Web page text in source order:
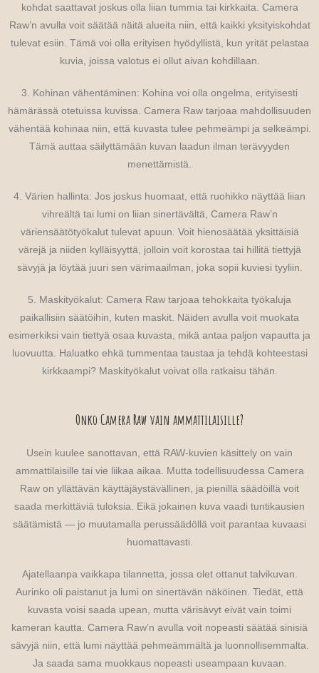
kohdat saattavat joskus olla liian tummia tai kirkkaita. Camera
Raw’n avulla voit säätää näitä alueita niin, että kaikki yksityiskohdat
tulevat esiin. Tämä voi olla erityisen hyödyllistä, kun yrität pelastaa
kuvia, joissa valotus ei ollut aivan kohdillaan.
3. Kohinan vähentäminen: Kohina voi olla ongelma, erityisesti
hämärässä otetuissa kuvissa. Camera Raw tarjoaa mahdollisuuden
vähentää kohinaa niin, että kuvasta tulee pehmeämpi ja selkeämpi.
Tämä auttaa säilyttämään kuvan laadun ilman terävyyden
menettämistä.
4. Värien hallinta: Jos joskus huomaat, että ruohikko näyttää liian
vihreältä tai lumi on liian sinertävältä, Camera Raw’n
väriensäätötyökalut tulevat apuun. Voit hienosäätää yksittäisiä
värejä ja niiden kylläisyyttä, jolloin voit korostaa tai hillitä tiettyjä
sävyjä ja löytää juuri sen värimaailman, joka sopii kuviesi tyyliin.
5. Maskityökalut: Camera Raw tarjoaa tehokkaita työkaluja
paikallisiin säätöihin, kuten maskit. Näiden avulla voit muokata
esimerkiksi vain tiettyä osaa kuvasta, mikä antaa paljon vapautta ja
luovuutta. Haluatko ehkä tummentaa taustaa ja tehdä kohteestasi
kirkkaampi? Maskityökalut voivat olla ratkaisu tähän.
Onko Camera Raw vain ammattilaisille?
Usein kuulee sanottavan, että RAW-kuvien käsittely on vain
ammattilaisille tai vie liikaa aikaa. Mutta todellisuudessa Camera
Raw on yllättävän käyttäjäystävällinen, ja pienillä säädöillä voit
saada merkittäviä tuloksia. Eikä jokainen kuva vaadi tuntikausien
säätämistä — jo muutamalla perussäädöllä voit parantaa kuvaasi
huomattavasti.
Ajatellaanpa vaikkapa tilannetta, jossa olet ottanut talvikuvan.
Aurinko oli paistanut ja lumi on sinertävän näköinen. Tiedät, että
kuvasta voisi saada upean, mutta värisävyt eivät vain toimi
kameran kautta. Camera Raw’n avulla voit nopeasti säätää sinisiä
sävyjä niin, että lumi näyttää pehmeämmältä ja luonnollisemmalta.
Ja saada sama muokkaus nopeasti useampaan kuvaan.